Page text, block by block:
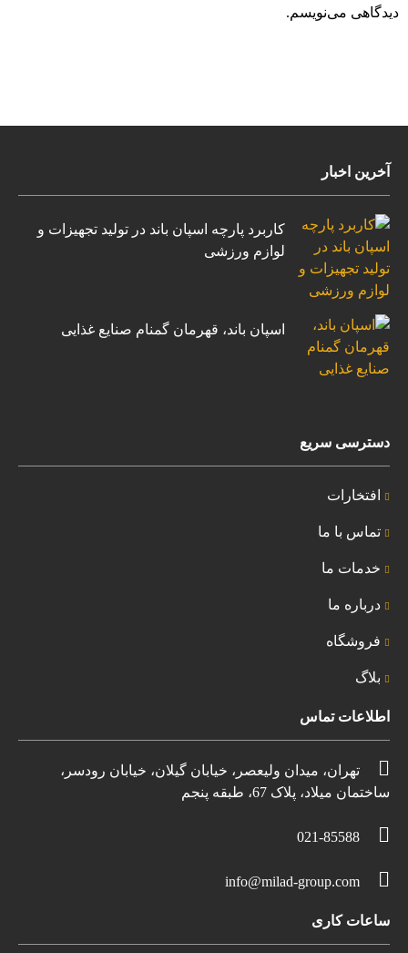
دیدگاهی می‌نویسم.
آخرین اخبار
کاربرد پارچه اسپان باند در تولید تجهیزات و
لوازم ورزشی
اسپان باند، قهرمان گمنام صنایع غذایی
دسترسی سریع
افتخارات
تماس با ما
خدمات ما
درباره ما
فروشگاه
بلاگ
اطلاعات تماس
تهران، میدان ولیعصر، خیابان گیلان، خیابان رودسر،
ساختمان میلاد، پلاک 67، طبقه پنجم
021-85588
info@milad-group.com
ساعات کاری